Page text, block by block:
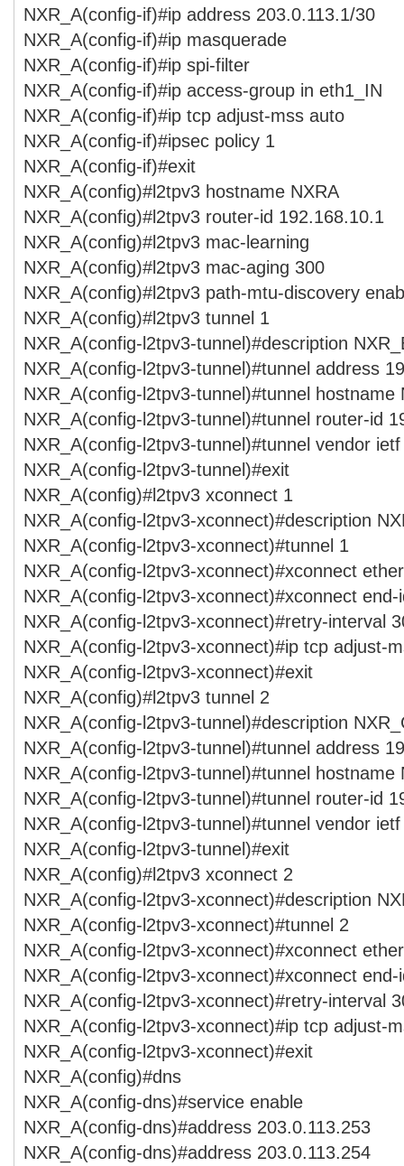
NXR_A(config-if)#ip address 203.0.113.1/30
NXR_A(config-if)#ip masquerade
NXR_A(config-if)#ip spi-filter
NXR_A(config-if)#ip access-group in eth1_IN
NXR_A(config-if)#ip tcp adjust-mss auto
NXR_A(config-if)#ipsec policy 1
NXR_A(config-if)#exit
NXR_A(config)#l2tpv3 hostname NXRA
NXR_A(config)#l2tpv3 router-id 192.168.10.1
NXR_A(config)#l2tpv3 mac-learning
NXR_A(config)#l2tpv3 mac-aging 300
NXR_A(config)#l2tpv3 path-mtu-discovery
NXR_A(config)#l2tpv3 tunnel 1
NXR_A(config-l2tpv3-tunnel)#description
NXR_A(config-l2tpv3-tunnel)#tunnel address
NXR_A(config-l2tpv3-tunnel)#tunnel hostname
NXR_A(config-l2tpv3-tunnel)#tunnel router-id
NXR_A(config-l2tpv3-tunnel)#tunnel vendor ietf
NXR_A(config-l2tpv3-tunnel)#exit
NXR_A(config)#l2tpv3 xconnect 1
NXR_A(config-l2tpv3-xconnect)#description
NXR_A(config-l2tpv3-xconnect)#tunnel 1
NXR_A(config-l2tpv3-xconnect)#xconnect
NXR_A(config-l2tpv3-xconnect)#xconnect end-
NXR_A(config-l2tpv3-xconnect)#retry-interval
NXR_A(config-l2tpv3-xconnect)#ip tcp adjust-
NXR_A(config-l2tpv3-xconnect)#exit
NXR_A(config)#l2tpv3 tunnel 2
NXR_A(config-l2tpv3-tunnel)#description
NXR_A(config-l2tpv3-tunnel)#tunnel address
NXR_A(config-l2tpv3-tunnel)#tunnel hostname
NXR_A(config-l2tpv3-tunnel)#tunnel router-id
NXR_A(config-l2tpv3-tunnel)#tunnel vendor ietf
NXR_A(config-l2tpv3-tunnel)#exit
NXR_A(config)#l2tpv3 xconnect 2
NXR_A(config-l2tpv3-xconnect)#description
NXR_A(config-l2tpv3-xconnect)#tunnel 2
NXR_A(config-l2tpv3-xconnect)#xconnect
NXR_A(config-l2tpv3-xconnect)#xconnect end-
NXR_A(config-l2tpv3-xconnect)#retry-interval
NXR_A(config-l2tpv3-xconnect)#ip tcp adjust-
NXR_A(config-l2tpv3-xconnect)#exit
NXR_A(config)#dns
NXR_A(config-dns)#service enable
NXR_A(config-dns)#address 203.0.113.253
NXR_A(config-dns)#address 203.0.113.254